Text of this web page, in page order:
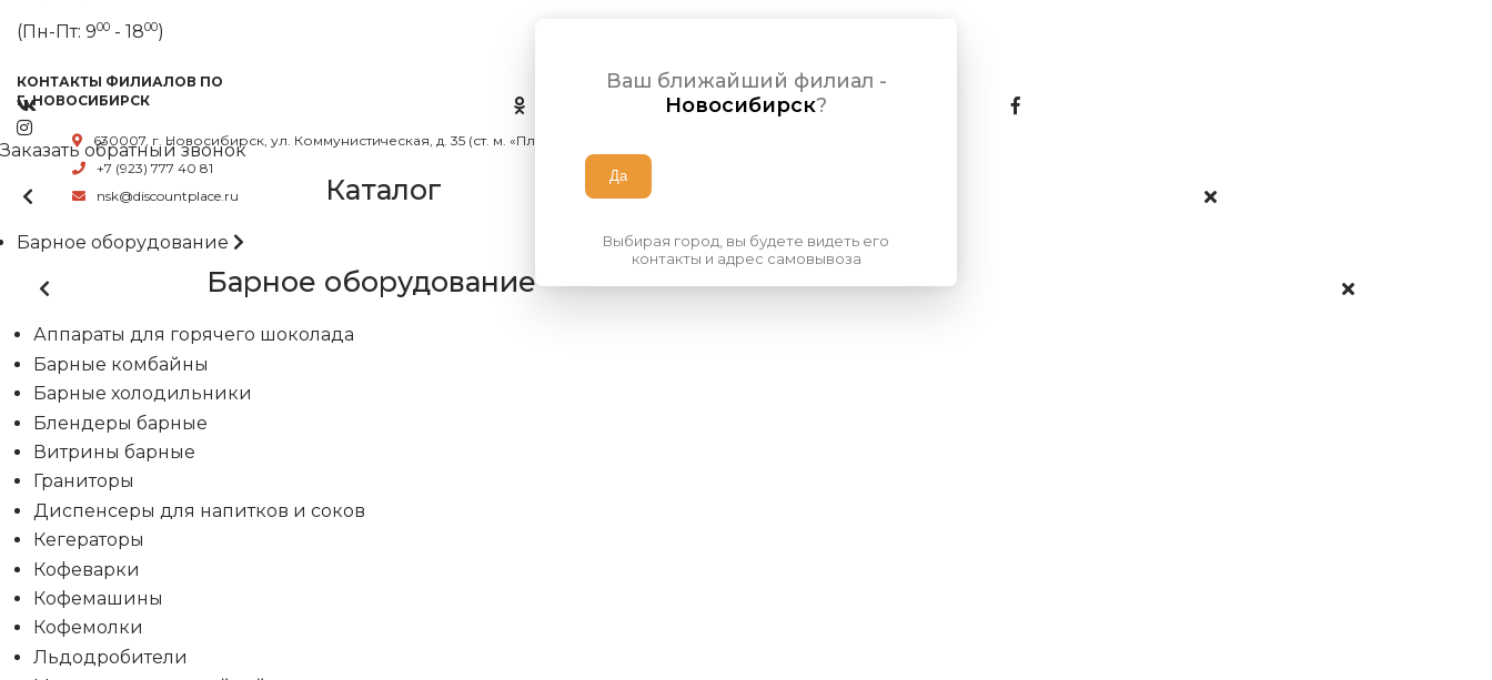
(Пн-Пт: 900 - 1800)
КОНТАКТЫ ФИЛИАЛОВ ПО
Г. НОВОСИБИРСК
630007, г. Новосибирск, ул. Коммунистическая, д. 35 (ст. м. «Площадь Ленина»)
+7 (923) 777 40 81
nsk@discountplace.ru
Заказать обратный звонок
Каталог
Барное оборудование
Барное оборудование
Аппараты для горячего шоколада
Барные комбайны
Барные холодильники
Блендеры барные
Витрины барные
Граниторы
Диспенсеры для напитков и соков
Кегераторы
Кофеварки
Кофемашины
Кофемолки
Льдодробители
Ваш ближайший филиал -
Новосибирск?
Выбирая город, вы будете видеть его
контакты и адрес самовывоза